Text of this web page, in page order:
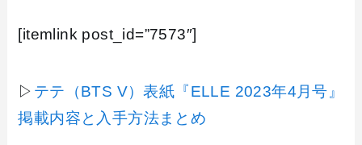
[itemlink post_id=”7573″]
▷ テテ（BTS V）表紙『ELLE 2023年4月号』
掲載内容と入手方法まとめ